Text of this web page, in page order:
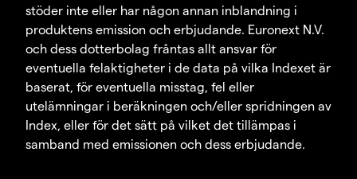
stöder inte eller har någon annan inblandning i
produktens emission och erbjudande. Euronext N.V.
och dess dotterbolag fråntas allt ansvar för
eventuella felaktigheter i de data på vilka Indexet är
baserat, för eventuella misstag, fel eller
utelämningar i beräkningen och/eller spridningen av
Index, eller för det sätt på vilket det tillämpas i
samband med emissionen och dess erbjudande.